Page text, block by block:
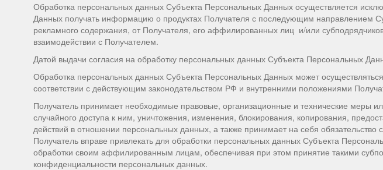
Обработка персональных данных Субъекта Персональных Данных осуществляется
Данных получать информацию о продуктах Получателя с последующим направлением
рекламного содержания, от Получателя, его аффилированных лиц и/или
взаимодействии с Получателем.
Датой выдачи согласия на обработку персональных данных Субъекта Персональных
Обработка персональных данных Субъекта Персональных Данных может
соответствии с действующим законодательством РФ и внутренними положениями
Получатель принимает необходимые правовые, организационные и технические меры
случайного доступа к ним, уничтожения, изменения, блокирования, копирования,
действий в отношении персональных данных, а также принимает на себя
Получатель вправе привлекать для обработки персональных данных Субъекта
обработки своим аффилированным лицам, обеспечивая при этом принятие такими
конфиденциальности персональных данных.